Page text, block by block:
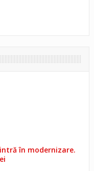
în modernizare.